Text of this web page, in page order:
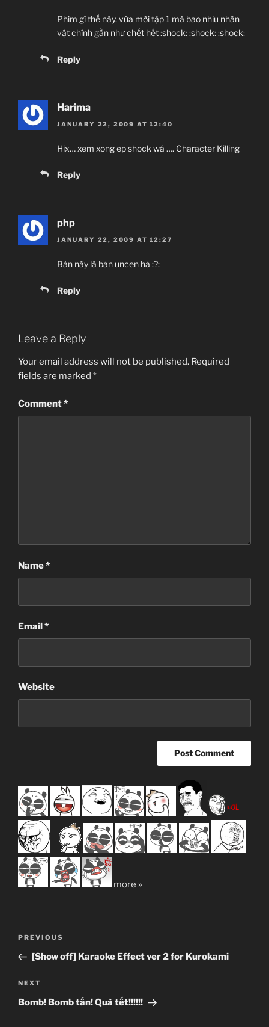
Phim gì thế này, vừa mới tập 1 mà bao nhiu nhân
vật chính gần như chết hết :shock: :shock: :shock:
Reply
Harima
JANUARY 22, 2009 AT 12:40
Hix… xem xong ep shock wá …. Character Killing
Reply
php
JANUARY 22, 2009 AT 12:27
Bản này là bản uncen hả :?:
Reply
Leave a Reply
Your email address will not be published. Required
fields are marked *
Comment*
Name*
Email *
Website
more »
Previous
Post
PREVIOUS
[Show off] Karaoke Effect ver 2 for Kurokami
Next
Post
NEXT
Bomb! Bomb tấn! Quà tết!!!!!!